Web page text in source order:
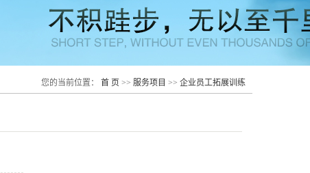
您的当前位置： 首 页 >> 服务项目 >> 企业员工拓展训练